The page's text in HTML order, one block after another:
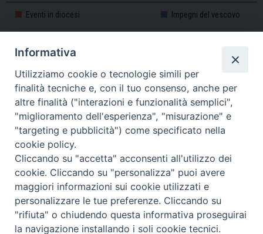
31 1 2 3 4 5 6
Eventi in diocesi Impegni del vescovo
CALENDARIO PASTORALE 2025-2026
Piazza Duomo, 11 - 27100 Pavia - Tel. 0382.386511 - Fax
0382.386525 -servizigenerali@diocesi.pavia.it -Privacy policy
Twitter
Informativa
Utilizziamo cookie o tecnologie simili per
finalità tecniche e, con il tuo consenso, anche per
altre finalità ("interazioni e funzionalità semplici",
"miglioramento dell'esperienza", "misurazione" e
"targeting e pubblicità") come specificato nella
cookie policy.
Cliccando su "accetta" acconsenti all'utilizzo dei
cookie. Cliccando su "personalizza" puoi avere
maggiori informazioni sui cookie utilizzati e
personalizzare le tue preferenze. Cliccando su
"rifiuta" o chiudendo questa informativa proseguirai
la navigazione installando i soli cookie tecnici.